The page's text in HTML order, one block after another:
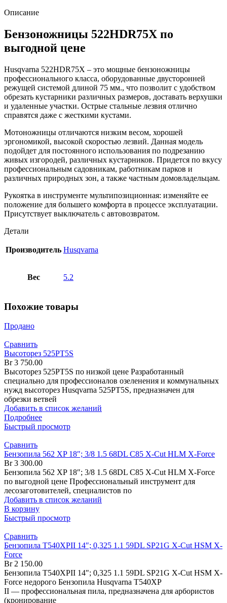
Описание
Бензоножницы 522HDR75X по
выгодной цене
Husqvarna 522HDR75X – это мощные бензоножницы
профессионального класса, оборудованные двусторонней
режущей системой длиной 75 мм., что позволит с удобством
обрезать кустарники различных размеров, доставать верхушки
и удаленные участки. Острые стальные лезвия отлично
справятся даже с жесткими кустами.
Мотоножницы отличаются низким весом, хорошей
эргономикой, высокой скоростью лезвий. Данная модель
подойдет для постоянного использования по подрезанию
живых изгородей, различных кустарников. Придется по вкусу
профессиональным садовникам, работникам парков и
различных природных зон, а также частным домовладельцам.
Рукоятка в инструменте мультипозиционная: изменяйте ее
положение для большего комфорта в процессе эксплуатации.
Присутствует выключатель с автовозвратом.
Детали
Производитель Husqvarna
Вес 5.2
Похожие товары
Продано
Сравнить
Высоторез 525PT5S
Br3 750.00
Высоторез 525PT5S по низкой цене Разработанный
специально для профессионалов озеленения и коммунальных
нужд высоторез Husqvarna 525PT5S, предназначен для
обрезки ветвей
Добавить в список желаний
Подробнее
Быстрый просмотр
Сравнить
Бензопила 562 XP 18″; 3/8 1.5 68DL C85 X-Cut HLM X-Force
Br3 300.00
Бензопила 562 XP 18″; 3/8 1.5 68DL C85 X-Cut HLM X-Force
по выгодной цене Профессиональный инструмент для
лесозаготовителей, специалистов по
Добавить в список желаний
В корзину
Быстрый просмотр
Сравнить
Бензопила T540XPII 14″; 0,325 1.1 59DL SP21G X-Cut HSM X-
Force
Br2 150.00
Бензопила T540XPII 14"; 0,325 1.1 59DL SP21G X-Cut HSM X-
Force недорого Бензопила Husqvarna T540XP
II — профессиональная пила, предназначена для арбористов
(кронирование